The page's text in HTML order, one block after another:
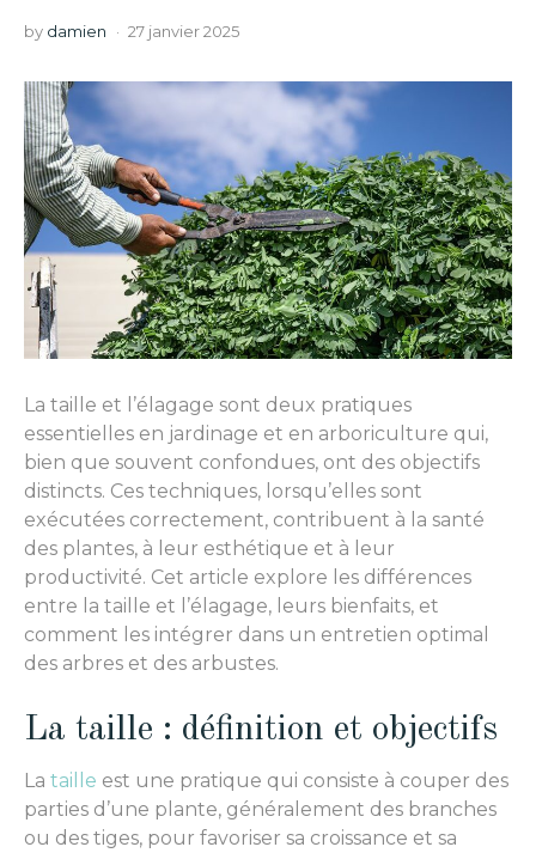
by damien 27 janvier 2025
La taille et l’élagage sont deux pratiques
essentielles en jardinage et en arboriculture qui,
bien que souvent confondues, ont des objectifs
distincts. Ces techniques, lorsqu’elles sont
exécutées correctement, contribuent à la santé
des plantes, à leur esthétique et à leur
productivité. Cet article explore les différences
entre la taille et l’élagage, leurs bienfaits, et
comment les intégrer dans un entretien optimal
des arbres et des arbustes.
La taille : définition et objectifs
La taille est une pratique qui consiste à couper des
parties d’une plante, généralement des branches
ou des tiges, pour favoriser sa croissance et sa